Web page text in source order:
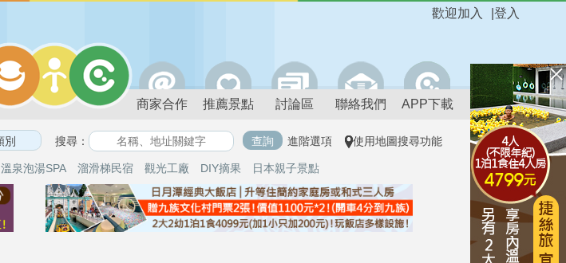
登入
歡迎加入
商家合作 推薦景點 討論區 聯絡我們 APP下載
搜尋： 進階選項 使用地圖搜尋功能
溫泉泡湯SPA 溜滑梯民宿 觀光工廠 DIY摘果 日本親子景點